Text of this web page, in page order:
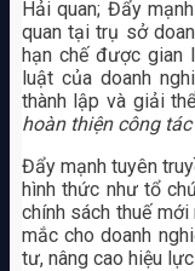
Hải quan; Đẩy
quan tại trụ sở
hạn chế được gian
luật của doanh
thành lập và giải
hoàn thiện công
Đẩy mạnh tuyên
hình thức như tổ
chính sách thuế
mắc cho doanh
tư, nâng cao hiệu